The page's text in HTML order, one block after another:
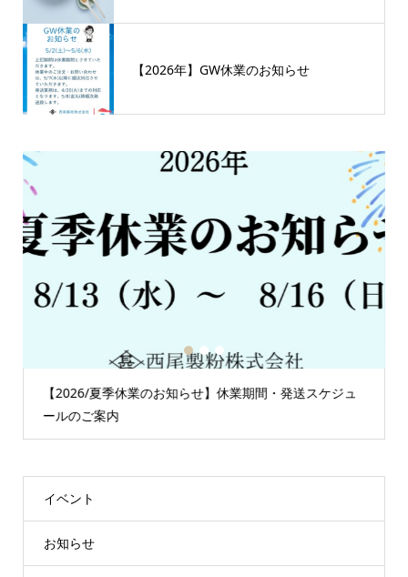
【2026年】GW休業のお知らせ
【2026/夏季休業のお知らせ】休業期間・発送スケジュ
ールのご案内
1 2 3
イベント
お知らせ